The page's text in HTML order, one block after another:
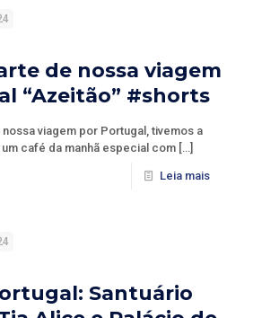
de nossa viagem
“Azeitão” #shorts
viagem por Portugal, tivemos a
café da manhã especial com […]
Leia mais
Santuário